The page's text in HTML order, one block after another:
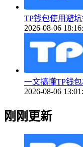
TP钱包使用避
2026-08-06
一文搞懂TP钱
2026-08-06
刚刚更新